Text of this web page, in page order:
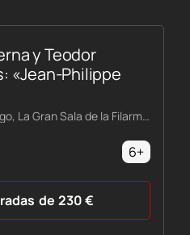
y Teodor
«Jean-Philippe
San Petersburgo, La Gran Sala de la Filarmónica Shostakóvich
6+
de 230€